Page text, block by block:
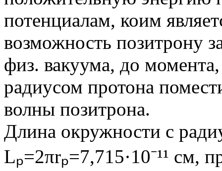
потенциалам, коим
возможность позитрону
физ. вакуума, до
радиусом протона
волны позитрона.
Длина окружности с
Lₚ=2πrₚ=7,715·10⁻¹¹ см,